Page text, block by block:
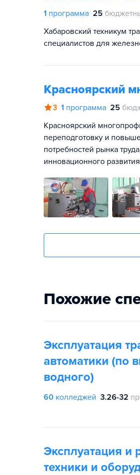
1 программа 25
Хабаровский техникум
специалистов для
Красноярский
3 1 программа 25
Красноярский
переподготовку и
потребностей рынка
инновационного
Похожие
Эксплуатация
автоматики (по
водного)
60 колледжей 3.26-32
Эксплуатация и
техники и